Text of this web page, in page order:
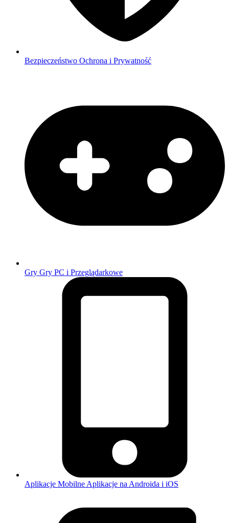
Bezpieczeństwo Ochrona i Prywatność
Gry Gry PC i Przeglądarkowe
Aplikacje Mobilne Aplikacje na Androida i iOS